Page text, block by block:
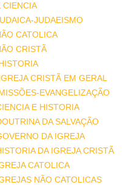
CIENCIA
JUDAEISMO
CATOLICA
CRISTÃ
CRISTÃ EM GERAL
EVANGELIZAÇÃO
E HISTORIA
DA SALVAÇÃO
DA IGREJA
DA IGREJA CRISTÃ
CATOLICA
NÃO CATOLICAS